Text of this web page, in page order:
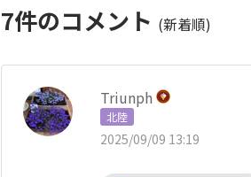
7件のコメント (新着順)
Triunph
北陸
2025/09/09 13:19